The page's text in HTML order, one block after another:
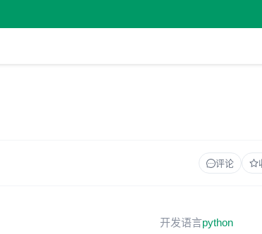
评论
开发语言python